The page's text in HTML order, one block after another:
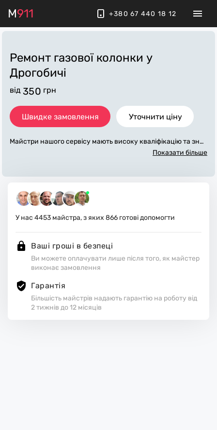
M911 +380 67 440 18 12
Ремонт газової колонки у
Дрогобичі
від 350 грн
Швидке замовлення Уточнити ціну
Майстри нашого сервісу мають високу кваліфікацію та знач
ний досвід у обслуговуванні, діагностиці та ремонту газови
Показати більше
У нас 4453 майстра, з яких 866 готові допомогти
Ваші гроші в безпеці
Ви можете оплачувати лише після того, як майстер
виконає замовлення
Гарантія
Більшість майстрів надають гарантію на роботу від
2 тижнів до 12 місяців